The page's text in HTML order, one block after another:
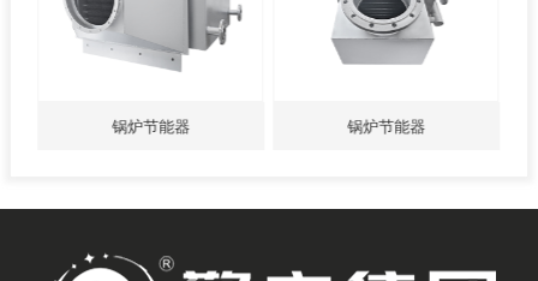
锅炉节能器 锅炉节能器